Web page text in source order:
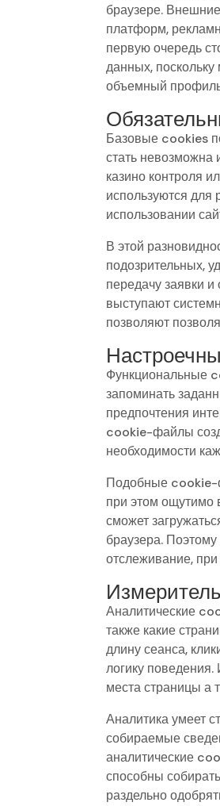
браузере.
платформ,
первую очередь
данных,
объемный
Базовые cookies
стать невозможна
казино контроля
используются для
использовании
В этой
подозрительных,
передачу заявки
выступают
позволяют
Функциональные
запоминать
предпочтения
cookie-файлы
необходимости
Подобные cookie-
при этом ощутимо
сможет
браузера.
отслеживание,
Аналитические
также какие
длину сеанса,
логику
места страницы а
Аналитика умеет
собираемые
аналитические
способны
раздельно